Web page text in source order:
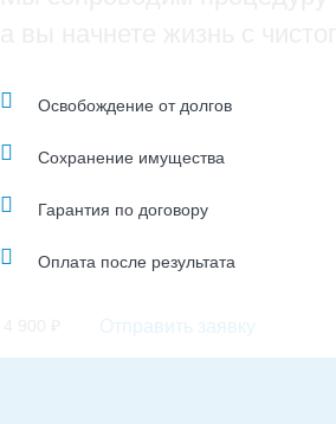
Освобождение от долгов
Сохранение имущества
Гарантия по договору
Оплата после результата
Отправить заявку